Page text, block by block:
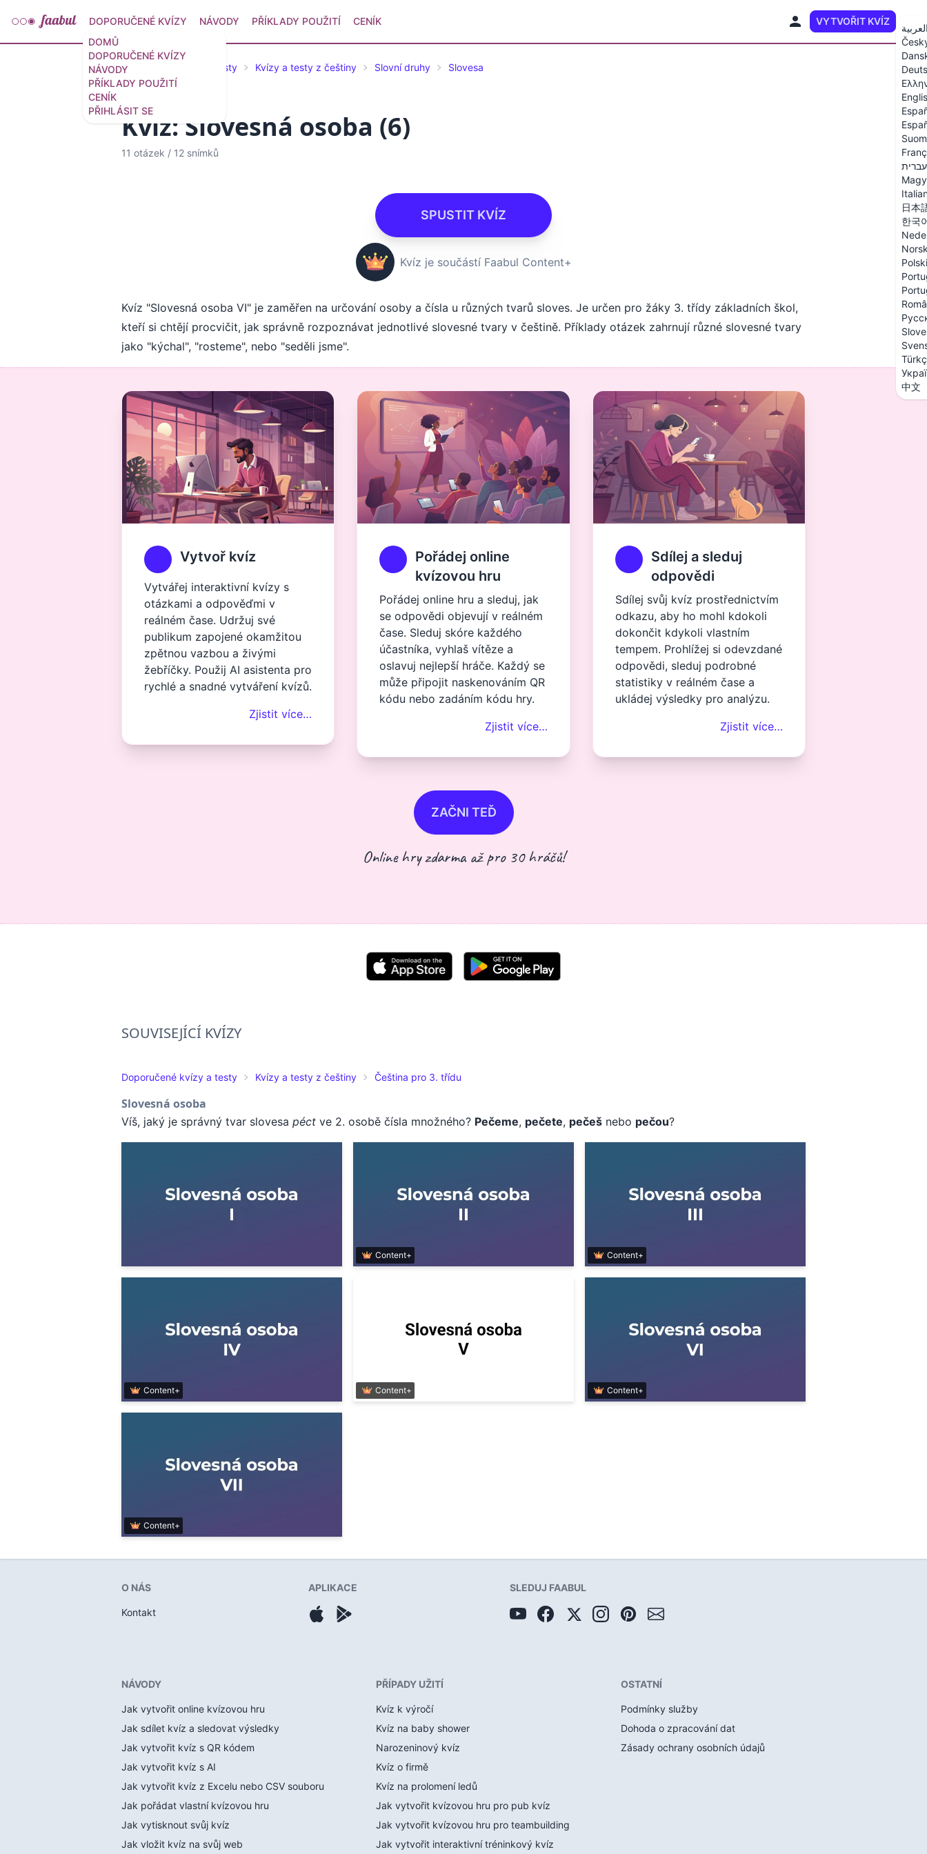
DOMŮ
DOPORUČENÉ KVÍZY
NÁVODY
PŘÍKLADY POUŽITÍ
CENÍK
PŘIHLÁSIT SE
DOPORUČENÉ KVÍZY NÁVODY PŘÍKLADY POUŽITÍ CENÍK VYTVOŘIT KVÍZ
עברית
日本
한국
Polski
中文
Doporučené kvízy a testy Kvízy a testy z češtiny Slovní druhy Slovesa
Kvíz: Slovesná osoba (6)
11 otázek / 12 snímků
SPUSTIT KVÍZ
Kvíz je součástí Faabul Content+
Kvíz "Slovesná osoba VI" je zaměřen na určování osoby a čísla u různých tvarů sloves. Je určen pro žáky 3. třídy základních škol,
kteří si chtějí procvičit, jak správně rozpoznávat jednotlivé slovesné tvary v češtině. Příklady otázek zahrnují různé slovesné tvary
jako "kýchal", "rosteme", nebo "seděli jsme".
Vytvoř kvíz
Vytvářej interaktivní kvízy s
otázkami a odpověďmi v
reálném čase. Udržuj své
publikum zapojené okamžitou
zpětnou vazbou a živými
žebříčky. Použij AI asistenta pro
rychlé a snadné vytváření kvízů.
Zjistit více…
Pořádej online
kvízovou hru
Pořádej online hru a sleduj, jak
se odpovědi objevují v reálném
čase. Sleduj skóre každého
účastníka, vyhlaš vítěze a
oslavuj nejlepší hráče. Každý se
může připojit naskenováním QR
kódu nebo zadáním kódu hry.
Zjistit více…
Sdílej a sleduj
odpovědi
Sdílej svůj kvíz prostřednictvím
odkazu, aby ho mohl kdokoli
dokončit kdykoli vlastním
tempem. Prohlížej si odevzdané
odpovědi, sleduj podrobné
statistiky v reálném čase a
ukládej výsledky pro analýzu.
Zjistit více…
ZAČNI TEĎ
Online hry zdarma až pro 30 hráčů!
SOUVISEJÍCÍ KVÍZY
Doporučené kvízy a testy Kvízy a testy z češtiny Čeština pro 3. třídu
Slovesná osoba
Víš, jaký je správný tvar slovesa péct ve 2. osobě čísla množného? Pečeme, pečete, pečeš nebo pečou?
Content+ Content+
Content+ Content+ Content+
Content+
O NÁS
Kontakt
APLIKACE SLEDUJ FAABUL
NÁVODY
Jak vytvořit online kvízovou hru
Jak sdílet kvíz a sledovat výsledky
Jak vytvořit kvíz s QR kódem
Jak vytvořit kvíz s AI
Jak vytvořit kvíz z Excelu nebo CSV souboru
Jak pořádat vlastní kvízovou hru
Jak vytisknout svůj kvíz
Jak vložit kvíz na svůj web
PŘÍPADY UŽITÍ
Kvíz k výročí
Kvíz na baby shower
Narozeninový kvíz
Kvíz o firmě
Kvíz na prolomení ledů
Jak vytvořit kvízovou hru pro pub kvíz
Jak vytvořit kvízovou hru pro teambuilding
Jak vytvořit interaktivní tréninkový kvíz
OSTATNÍ
Podmínky služby
Dohoda o zpracování dat
Zásady ochrany osobních údajů